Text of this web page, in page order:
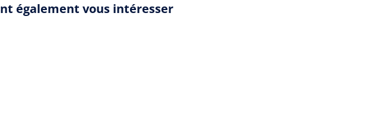
également vous intéresser